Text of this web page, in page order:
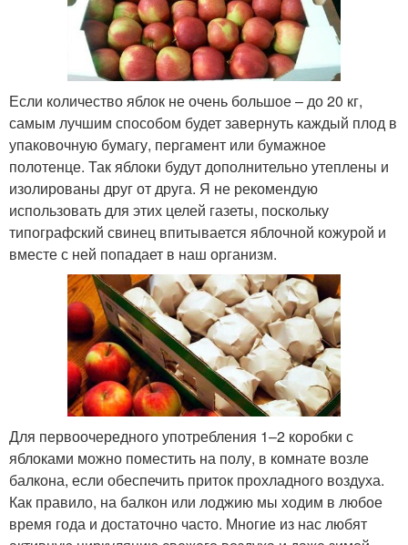
Если количество яблок не очень большое – до 20 кг,
самым лучшим способом будет завернуть каждый плод в
упаковочную бумагу, пергамент или бумажное
полотенце. Так яблоки будут дополнительно утеплены и
изолированы друг от друга. Я не рекомендую
использовать для этих целей газеты, поскольку
типографский свинец впитывается яблочной кожурой и
вместе с ней попадает в наш организм.
Для первоочередного употребления 1–2 коробки с
яблоками можно поместить на полу, в комнате возле
балкона, если обеспечить приток прохладного воздуха.
Как правило, на балкон или лоджию мы ходим в любое
время года и достаточно часто. Многие из нас любят